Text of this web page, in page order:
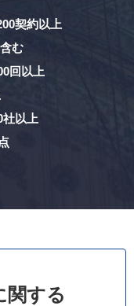
契約以上
む
回以上
社以上
関する